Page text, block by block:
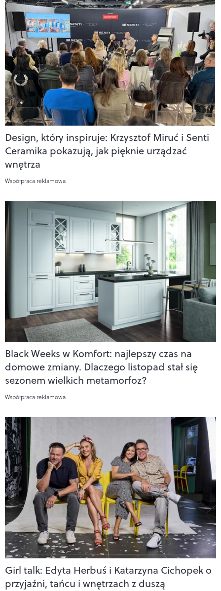
Design, który inspiruje: Krzysztof Miruć i Senti
Ceramika pokazują, jak pięknie urządzać
wnętrza
Współpraca reklamowa
Black Weeks w Komfort: najlepszy czas na
domowe zmiany. Dlaczego listopad stał się
sezonem wielkich metamorfoz?
Współpraca reklamowa
Girl talk: Edyta Herbuś i Katarzyna Cichopek o
przyjaźni, tańcu i wnętrzach z duszą